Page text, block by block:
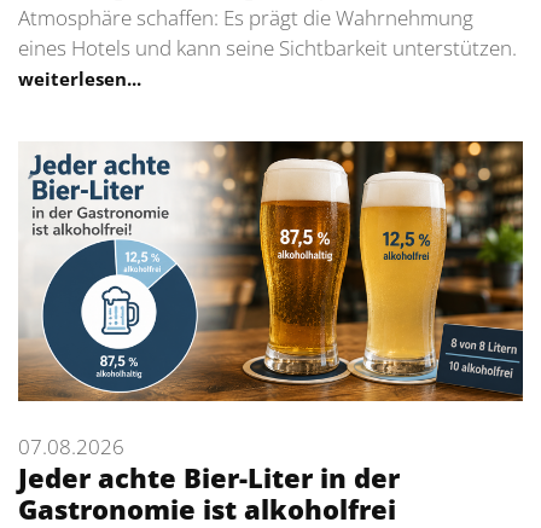
Atmosphäre schaffen: Es prägt die Wahrnehmung
eines Hotels und kann seine Sichtbarkeit unterstützen.
weiterlesen...
07.08.2026
Jeder achte Bier-Liter in der
Gastronomie ist alkoholfrei